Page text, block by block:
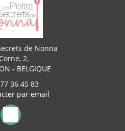
de Nonna
2,
- BELGIQUE
36 45 83
par email